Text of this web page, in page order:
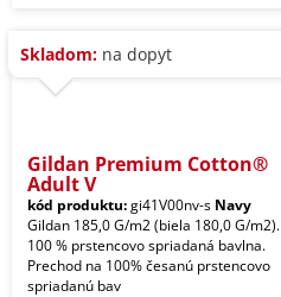
Skladom: na dopyt
Gildan Premium Cotton®
Adult V
kód produktu:gi41V00nv-s Navy
Gildan 185,0 G/m2 (biela 180,0 G/m2).
100 % prstencovo spriadaná bavlna.
Prechod na 100% česanú prstencovo
spriadanú bav